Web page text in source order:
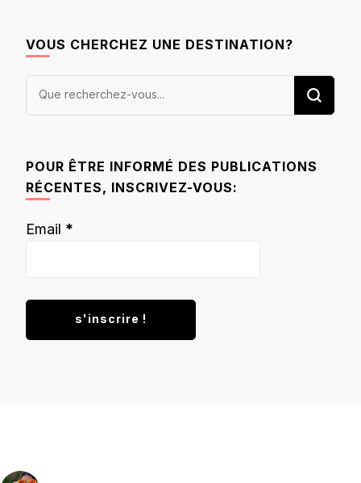
VOUS CHERCHEZ UNE DESTINATION?
Vous
POUR ÊTRE INFORMÉ DES PUBLICATIONS
RÉCENTES, INSCRIVEZ-VOUS:
Email *